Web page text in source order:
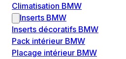
Climatisation BMW
Inserts BMW
Inserts décoratifs BMW
Pack intérieur BMW
Placage intérieur BMW